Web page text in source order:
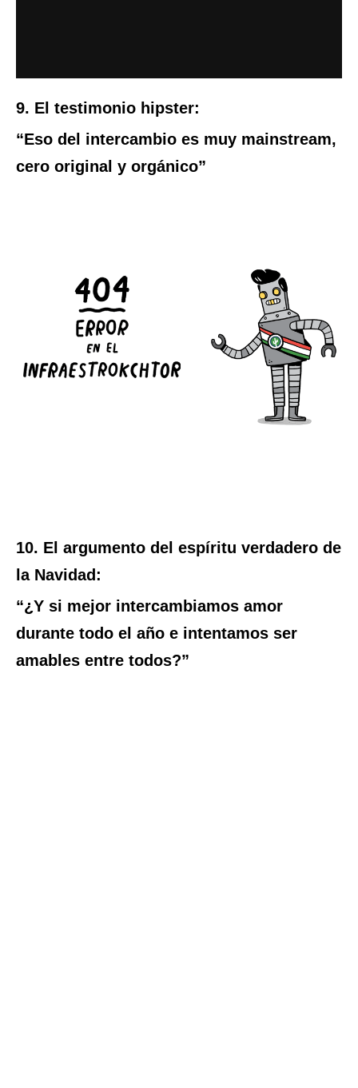
9. El testimonio hipster:
“Eso del intercambio es muy mainstream,
cero original y orgánico”
10. El argumento del espíritu verdadero de
la Navidad:
“¿Y si mejor intercambiamos amor
durante todo el año e intentamos ser
amables entre todos?”